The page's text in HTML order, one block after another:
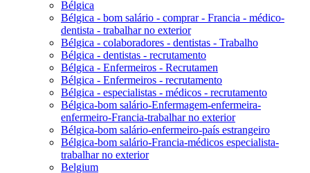
Bélgica
Bélgica - bom salário - comprar - Francia - médico-
dentista - trabalhar no exterior
Bélgica - colaboradores - dentistas - Trabalho
Bélgica - dentistas - recrutamento
Bélgica - Enfermeiros - Recrutamen
Bélgica - Enfermeiros - recrutamento
Bélgica - especialistas - médicos - recrutamento
Bélgica-bom salário-Enfermagem-enfermeira-
enfermeiro-Francia-trabalhar no exterior
Bélgica-bom salário-enfermeiro-país estrangeiro
Bélgica-bom salário-Francia-médicos especialista-
trabalhar no exterior
Belgium